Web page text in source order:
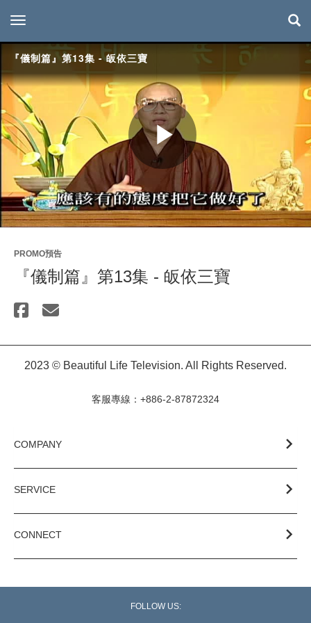
toggle navigation
『儀制篇』第13集 - 皈依三寶
Play
Video
PROMO預告
『儀制篇』第13集 - 皈依三寶
2023 © Beautiful Life Television. All Rights Reserved.
客服專線：+886-2-87872324
COMPANY
SERVICE
CONNECT
FOLLOW US: